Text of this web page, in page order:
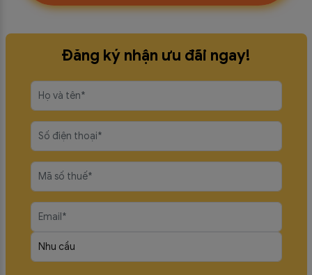
Đăng ký nhận ưu đãi ngay!